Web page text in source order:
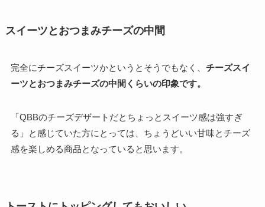
スイーツとおつまみチーズの中間
完全にチーズスイーツかというとそうでもなく、 チーズスイ
ーツとおつまみチーズの中間くらいの印象です。
「QBBのチーズデザートだとちょっとスイーツ感は強すぎ
る」と感じていた方にとっては、ちょうどいい甘味とチーズ
感を楽しめる商品となっていると思います。